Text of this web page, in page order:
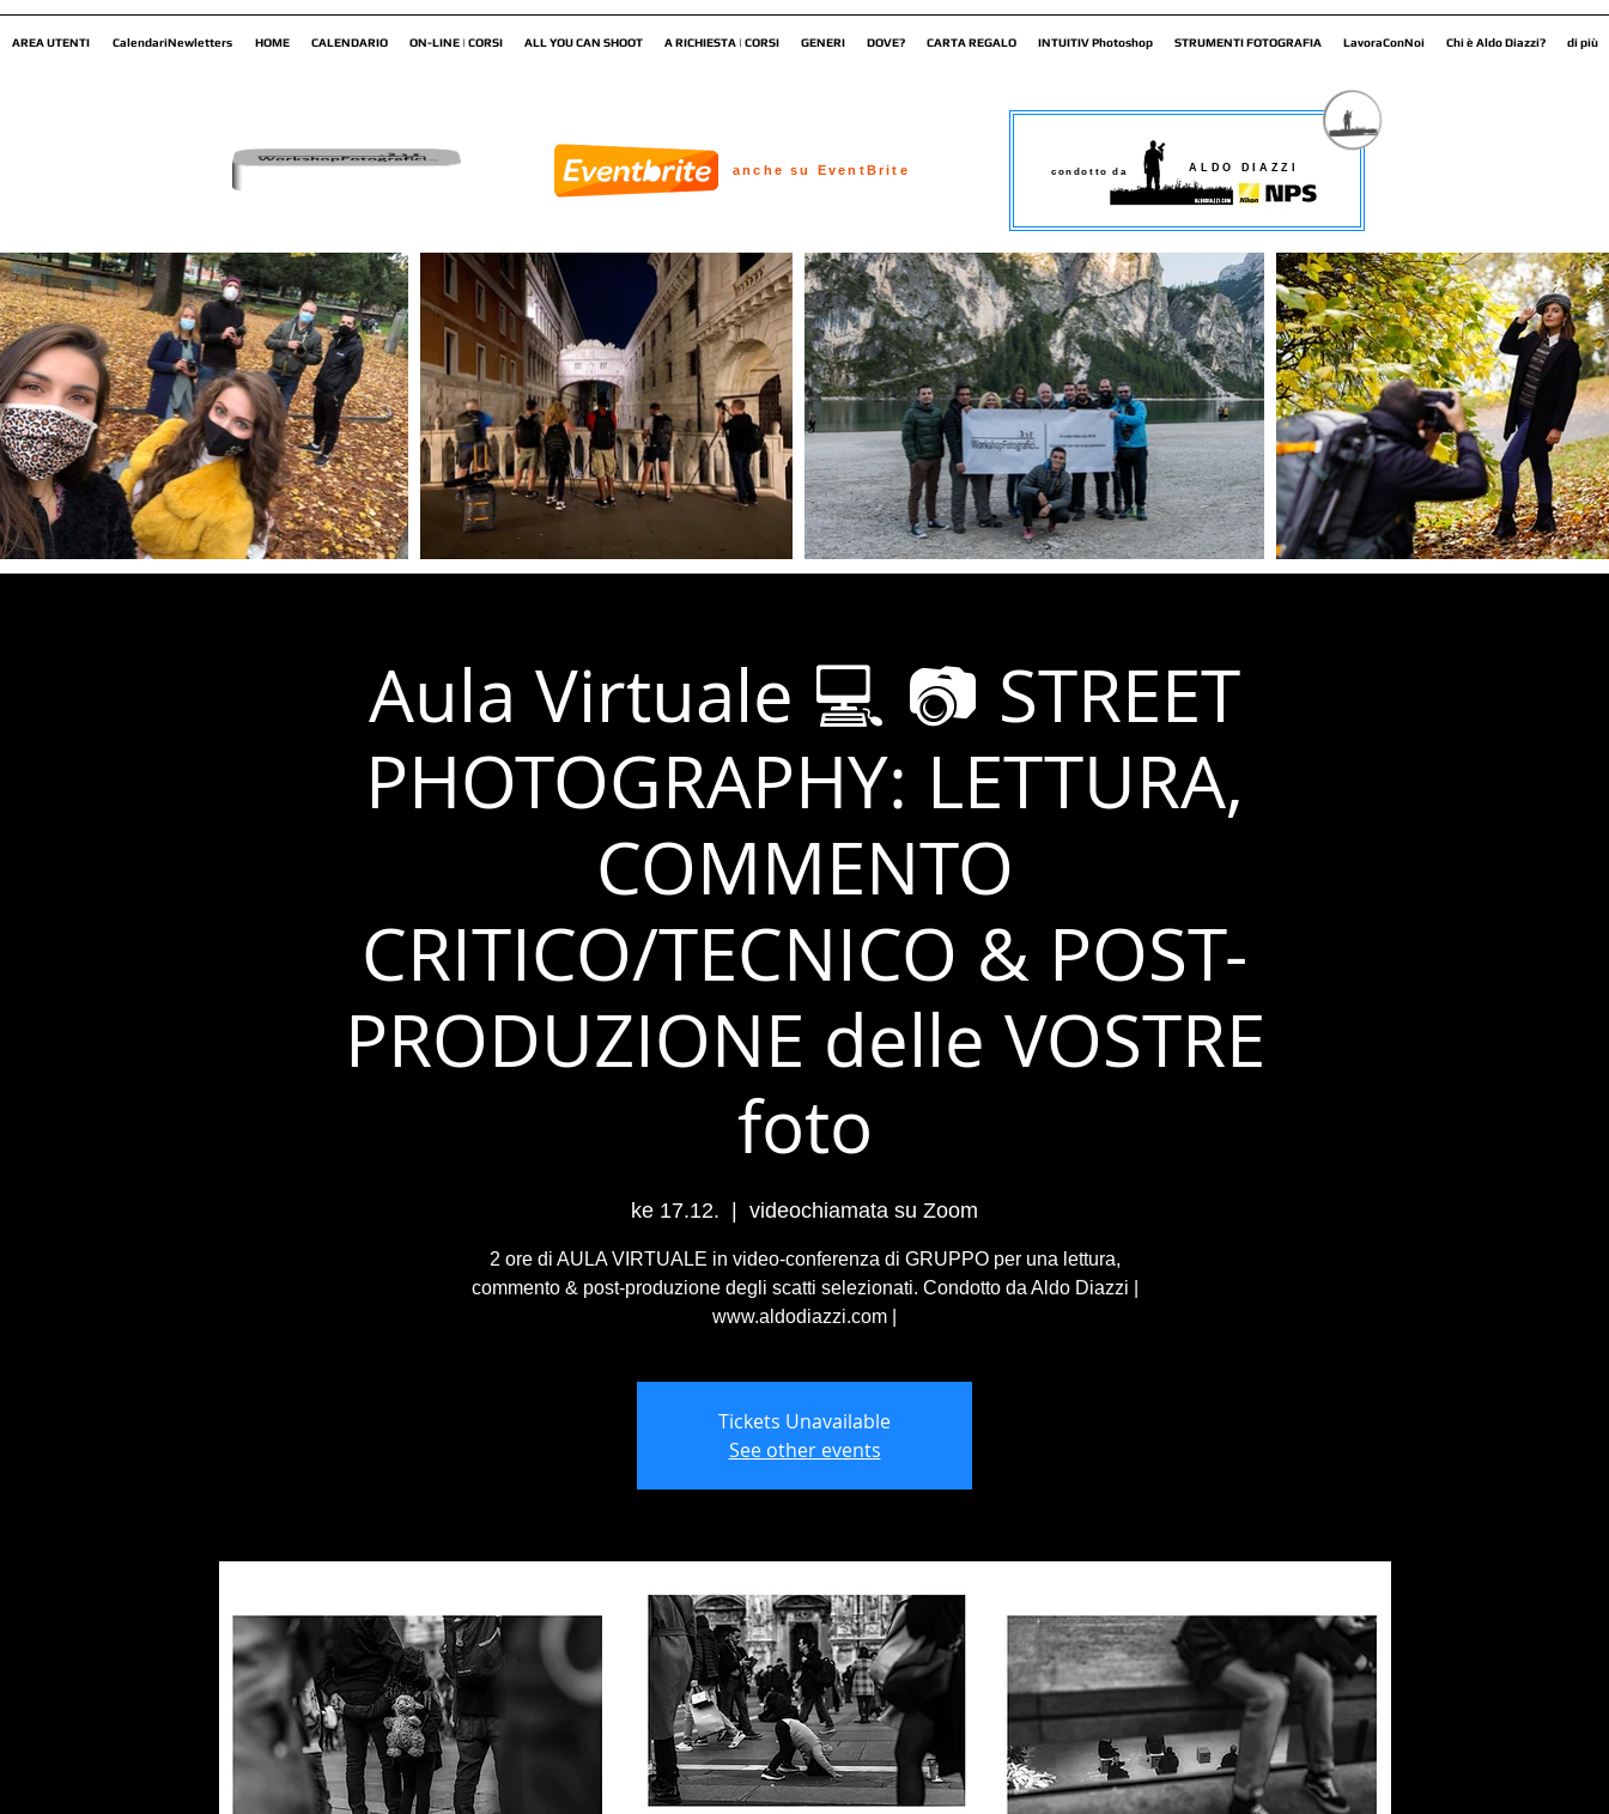
AREA UTENTI CalendariNewletters HOME CALENDARIO ON-LINE | CORSI ALL YOU CAN SHOOT A RICHIESTA | CORSI GENERI DOVE? CARTA REGALO INTUITIV Photoshop STRUMENTI FOTOGRAFIA LavoraConNoi Chi è Aldo Diazzi? di più
Aula Virtuale 💻 📷 STREET
PHOTOGRAPHY: LETTURA,
COMMENTO
CRITICO/TECNICO & POST-
PRODUZIONE delle VOSTRE
foto
ke 17.12. videochiamata su Zoom
2 ore di AULA VIRTUALE in video-conferenza di GRUPPO per una lettura,
commento & post-produzione degli scatti selezionati. Condotto da Aldo Diazzi |
www.aldodiazzi.com |
Tickets Unavailable
See other events
condotto da ALDO DIAZZI
anche su EventBrite